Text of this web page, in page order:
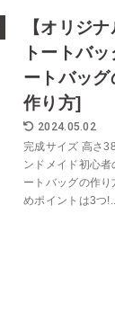
【オリジ
トートバ
ートバッ
作り方]
2024.05.02
完成サイズ 高さ
ンドメイド初心
ートバッグの作
めポイントは3つ!...